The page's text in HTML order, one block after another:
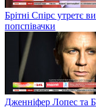
Брітні Спірс утретє
попспівачки
Дженніфер Лопес та